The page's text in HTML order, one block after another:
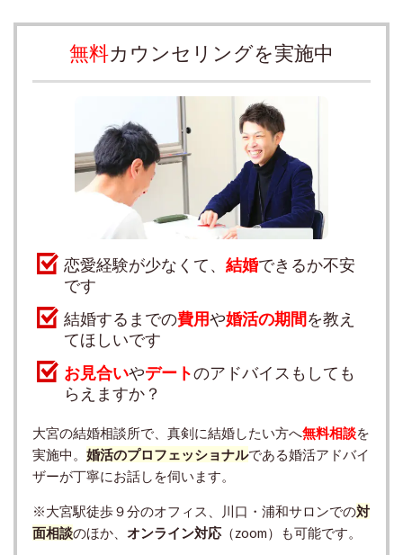
無料カウンセリングを実施中
恋愛経験が少なくて、 結婚できるか不安
です
結婚するまでの費用や婚活の期間を教え
てほしいです
お見合いやデートのアドバイスもしても
らえますか？
大宮の結婚相談所で、真剣に結婚したい方へ無料相談を
実施中。 婚活のプロフェッショナルである婚活アドバイ
ザーが丁寧にお話しを伺います。
※大宮駅徒歩９分のオフィス、川口・浦和サロンでの対
面相談のほか、 オンライン対応（zoom）も可能です。